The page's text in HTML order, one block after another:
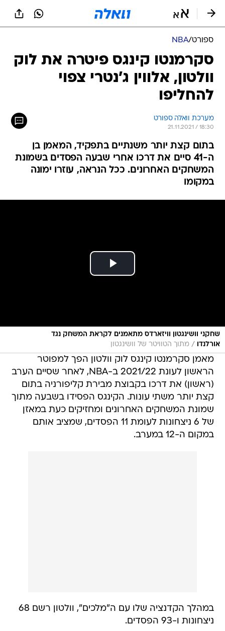
ספורט/
NBA
סקרמנטו קינגס פיטרה את לוק
וולטון, אלווין ג'נטרי צפוי
להחליפו
מערכת וואלה ספורט
21.11.2021 / 18:30
בתום קצת יותר משנתיים בתפקיד, המאמן בן
ה-41 סיים את דרכו אחרי שבעה הפסדים בשמונת
המשחקים האחרונים. ככל הנראה, עוזרו ימונה
במקומו
שחקני וושינגטון וויזארדס מתאמנים לקראת המשחק נגד
אורלנדו
/ מתוך הטוויטר של וושינגטון
מאמן סקרמנטו קינגס לוק וולטון הפך למפוטר
הראשון לעונת 2021/22 ב-NBA, לאחר שסיים הערב
(ראשון) את דרכו בקבוצת מבירת קליפורניה בתום
קצת יותר משתי עונות. הקינגס הפסידו בשבעה מתוך
שמונת המשחקים האחרונים ומחזיקים כעת במאזן
של 6 ניצחונות לעומת 11 הפסדים, שמציב אותם
במקום ה-12 במערב.
במהלך הקדנציה שלו עם ה"מלכים", וולטון רשם 68
ניצחונות ו-93 הפסדים.